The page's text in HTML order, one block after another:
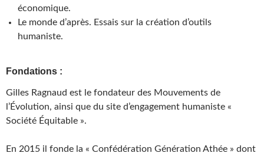
économique.
Le monde d’après. Essais sur la création d’outils
humaniste.
Fondations :
Gilles Ragnaud est le fondateur des Mouvements de
l’Évolution, ainsi que du site d’engagement humaniste «
Société Équitable ».
En 2015 il fonde la « Confédération Génération Athée » dont